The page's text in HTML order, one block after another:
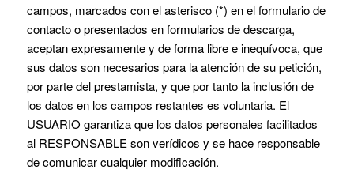
campos, marcados con el asterisco (*) en el formulario de
contacto o presentados en formularios de descarga,
aceptan expresamente y de forma libre e inequívoca, que
sus datos son necesarios para la atención de su petición,
por parte del prestamista, y que por tanto la inclusión de
los datos en los campos restantes es voluntaria. El
USUARIO garantiza que los datos personales facilitados
al RESPONSABLE son verídicos y se hace responsable
de comunicar cualquier modificación.